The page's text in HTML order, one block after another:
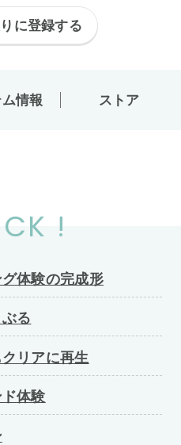
に登録する
情報 ストア
!
体験の完成形
る
リアに再生
体験